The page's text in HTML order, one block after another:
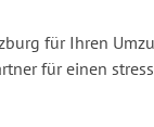
für Ihren
für einen